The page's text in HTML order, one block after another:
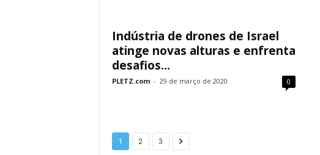
Indústria de drones de Israel
atinge novas alturas e enfrenta
desafios...
PLETZ.com - 29 de março de 2020 0
1 2 3